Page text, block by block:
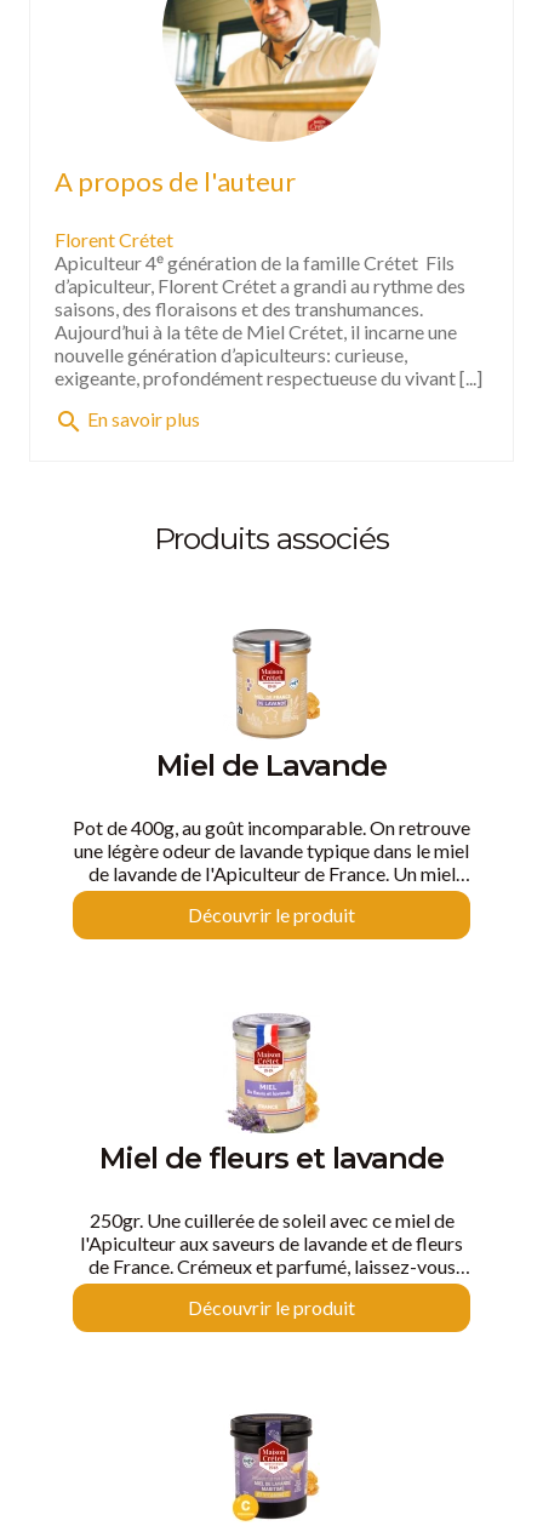
A propos de l'auteur
Florent Crétet
Apiculteur 4ᵉ génération de la famille Crétet Fils
d’apiculteur, Florent Crétet a grandi au rythme des
saisons, des floraisons et des transhumances.
Aujourd’hui à la tête de Miel Crétet, il incarne une
nouvelle génération d’apiculteurs: curieuse,
exigeante, profondément respectueuse du vivant [...]
search En savoir plus
Produits associés
Miel de Lavande
Pot de 400g, au goût incomparable. On retrouve
une légère odeur de lavande typique dans le miel
de lavande de l'Apiculteur de France. Un miel
clair, doré qui peut blanchir avec le temps sans
pour autant que son goût subtil en soit altéré. Sa
texture onctueuse, sa teinte claire et son goût
Découvrir le produit
Miel de fleurs et lavande
250gr. Une cuillerée de soleil avec ce miel de
l'Apiculteur aux saveurs de lavande et de fleurs
de France. Crémeux et parfumé, laissez-vous
tenter par le miel de France.
Découvrir le produit